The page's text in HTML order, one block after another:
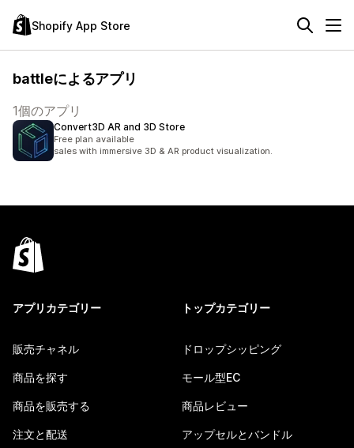
Shopify App Store
battleによるアプリ
1個のアプリ
Convert3D AR and 3D Store
Free plan available
sales with immersive 3D & AR product visualization.
アプリカテゴリー
販売チャネル
商品を探す
商品を販売する
注文と配送
トップカテゴリー
ドロップシッピング
モール型EC
商品レビュー
アップセルとバンドル